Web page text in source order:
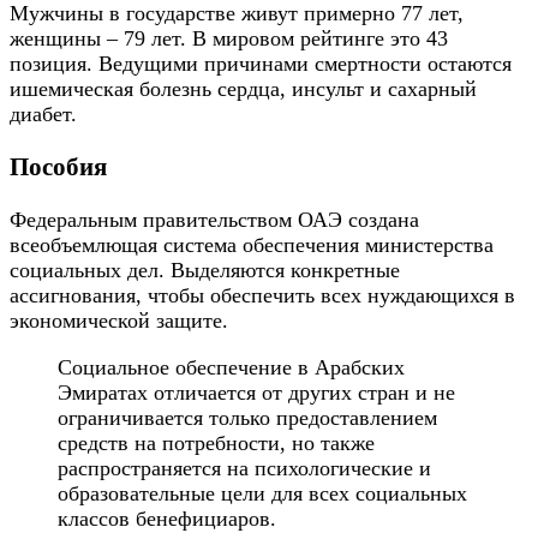
Мужчины в государстве живут примерно 77 лет,
женщины – 79 лет. В мировом рейтинге это 43
позиция. Ведущими причинами смертности остаются
ишемическая болезнь сердца, инсульт и сахарный
диабет.
Пособия
Федеральным правительством ОАЭ создана
всеобъемлющая система обеспечения министерства
социальных дел. Выделяются конкретные
ассигнования, чтобы обеспечить всех нуждающихся в
экономической защите.
Социальное обеспечение в Арабских
Эмиратах отличается от других стран и не
ограничивается только предоставлением
средств на потребности, но также
распространяется на психологические и
образовательные цели для всех социальных
классов бенефициаров.